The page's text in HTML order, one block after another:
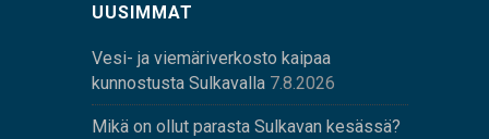
UUSIMMAT
Vesi- ja viemäriverkosto kaipaa
kunnostusta Sulkavalla 7.8.2026
Mikä on ollut parasta Sulkavan kesässä?